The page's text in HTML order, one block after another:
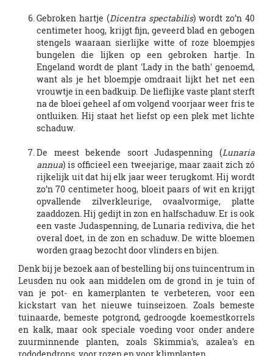
Gebroken hartje (Dicentra spectabilis) wordt zo’n 40
centimeter hoog, krijgt fijn, geveerd blad en gebogen
stengels waaraan sierlijke witte of roze bloempjes
bungelen die lijken op een gebroken hartje. In
Engeland wordt de plant 'Lady in the bath' genoemd,
want als je het bloempje omdraait lijkt het net een
vrouwtje in een badkuip. De lieflijke vaste plant sterft
na de bloei geheel af om volgend voorjaar weer fris te
ontluiken. Hij staat het liefst op een plek met lichte
schaduw.
De meest bekende soort Judaspenning (Lunaria
annua) is officieel een tweejarige, maar zaait zich zó
rijkelijk uit dat hij elk jaar weer terugkomt. Hij wordt
zo’n 70 centimeter hoog, bloeit paars of wit en krijgt
opvallende zilverkleurige, ovaalvormige, platte
zaaddozen. Hij gedijt in zon en halfschaduw. Er is ook
een vaste Judaspenning, de Lunaria rediviva, die het
overal doet, in de zon en schaduw. De witte bloemen
worden graag bezocht door vlinders en bijen.
Denk bij je bezoek aan of bestelling bij ons tuincentrum in
Leusden nu ook aan middelen om de grond in je tuin of
van je pot- en kamerplanten te verbeteren, voor een
kickstart van het nieuwe tuinseizoen. Zoals bemeste
tuinaarde, bemeste potgrond, gedroogde koemestkorrels
en kalk, maar ook speciale voeding voor onder andere
zuurminnende planten, zoals Skimmia's, azalea's en